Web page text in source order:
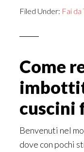
Filed Under: Fai da
Come
cuscini
Benvenuti nel
dove con pochi